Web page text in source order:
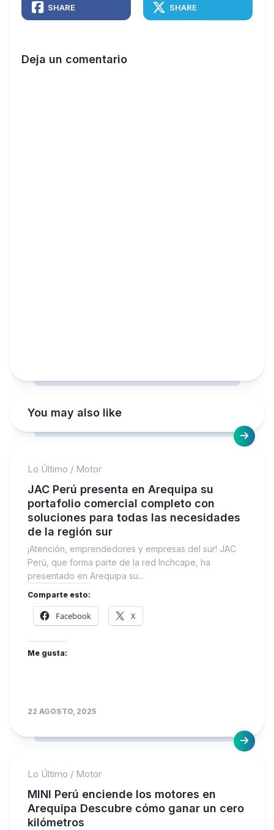
SHARE SHARE
Deja un comentario
You may also like
Lo Último / Motor
JAC Perú presenta en Arequipa su
portafolio comercial completo con
soluciones para todas las necesidades
de la región sur
¡Atención, emprendedores y empresas del sur! JAC
Perú, que forma parte de la red Inchcape, ha
presentado en Arequipa su...
Comparte esto:
Facebook X
Me gusta:
22 AGOSTO, 2025
Lo Último / Motor
MINI Perú enciende los motores en
Arequipa Descubre cómo ganar un cero
kilómetros